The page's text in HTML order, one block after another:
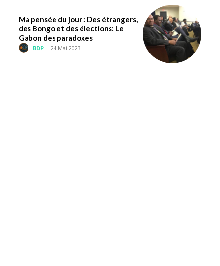
Ma pensée du jour : Des étrangers,
des Bongo et des élections: Le
Gabon des paradoxes
BDP - 24 Mai 2023